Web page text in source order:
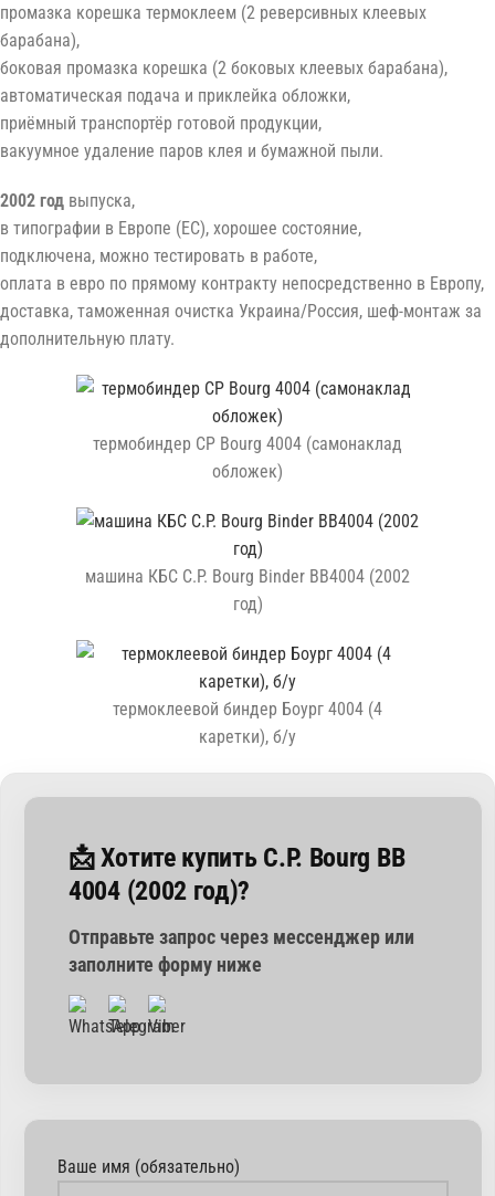
промазка корешка термоклеем (2 реверсивных клеевых
барабана),
боковая промазка корешка (2 боковых клеевых барабана),
автоматическая подача и приклейка обложки,
приёмный транспортёр готовой продукции,
вакуумное удаление паров клея и бумажной пыли.
2002 год выпуска,
в типографии в Европе (ЕС), хорошее состояние,
подключена, можно тестировать в работе,
оплата в евро по прямому контракту непосредственно в Европу,
доставка, таможенная очистка Украина/Россия, шеф-монтаж за
дополнительную плату.
термобиндер CP Bourg 4004 (самонаклад
обложек)
машина КБС C.P. Bourg Binder BB4004 (2002
год)
термоклеевой биндер Боург 4004 (4
каретки), б/у
📩 Хотите купить C.P. Bourg BB
4004 (2002 год)?
Отправьте запрос через мессенджер или
заполните форму ниже
Ваше имя (обязательно)